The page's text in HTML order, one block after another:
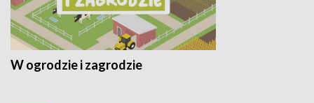
W ogrodzie i zagrodzie